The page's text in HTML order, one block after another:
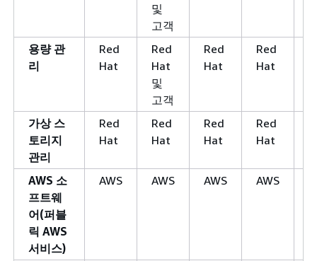
및
고객
용량 관
리
Red
Hat
Red
Hat
및
고객
Red
Hat
Red
Hat
가상 스
토리지
관리
Red
Hat
Red
Hat
Red
Hat
Red
Hat
AWS 소
프트웨
어(퍼블
릭 AWS
서비스)
AWS AWS AWS AWS